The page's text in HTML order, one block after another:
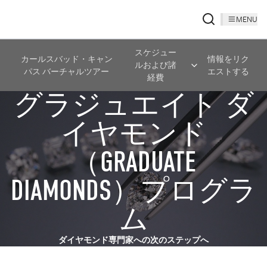
MENU
カールスバッド・キャン
パス バーチャルツアー
スケジュー
ルおよび諸
経費
情報をリク
エストする
グラジュエイト ダ
イヤモンド
（GRADUATE
DIAMONDS）プログラ
ム
ダイヤモンド専門家への次のステップへ